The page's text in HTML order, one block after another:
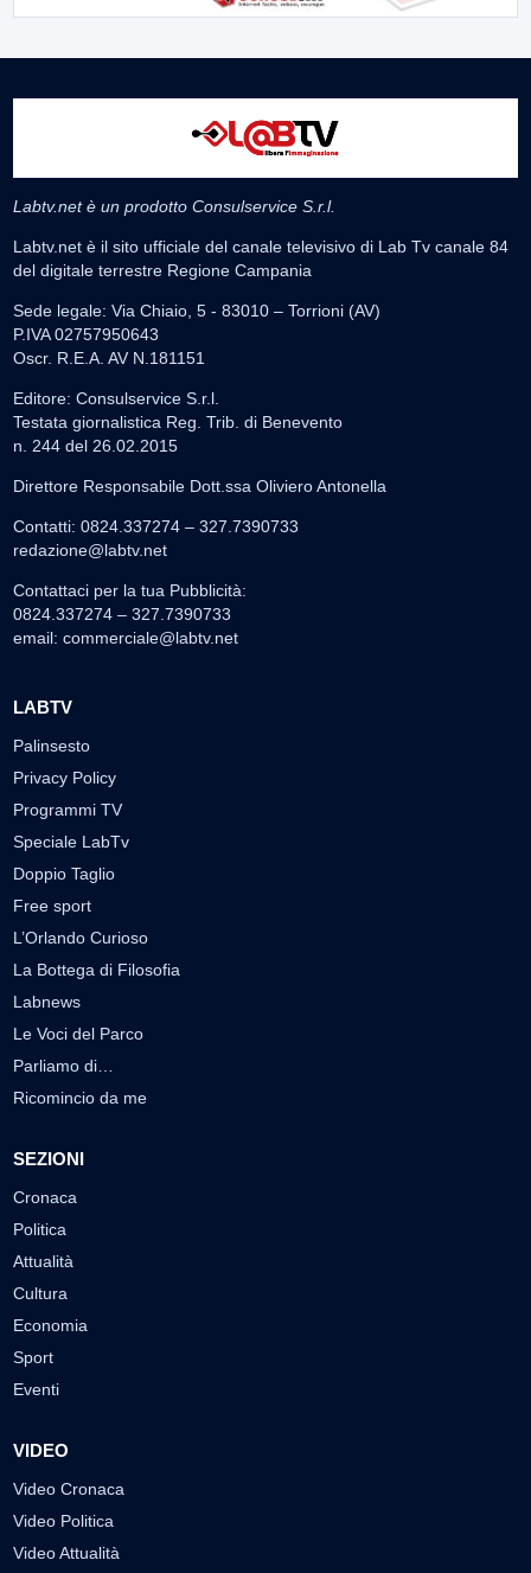
Labtv.net è un prodotto Consulservice S.r.l.
Labtv.net è il sito ufficiale del canale televisivo di Lab Tv canale 84
del digitale terrestre Regione Campania
Sede legale: Via Chiaio, 5 - 83010 – Torrioni (AV)
P.IVA 02757950643
Oscr. R.E.A. AV N.181151
Editore: Consulservice S.r.l.
Testata giornalistica Reg. Trib. di Benevento
n. 244 del 26.02.2015
Direttore Responsabile Dott.ssa Oliviero Antonella
Contatti: 0824.337274 – 327.7390733
redazione@labtv.net
Contattaci per la tua Pubblicità:
0824.337274 – 327.7390733
email: commerciale@labtv.net
LABTV
Palinsesto
Privacy Policy
Programmi TV
Speciale LabTv
Doppio Taglio
Free sport
L’Orlando Curioso
La Bottega di Filosofia
Labnews
Le Voci del Parco
Parliamo di…
Ricomincio da me
SEZIONI
Cronaca
Politica
Attualità
Cultura
Economia
Sport
Eventi
VIDEO
Video Cronaca
Video Politica
Video Attualità